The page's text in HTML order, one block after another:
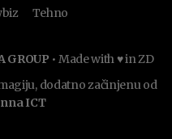
Tehno
GROUP • Made with ♥ in ZD
dodatno začinjenu od
ICT